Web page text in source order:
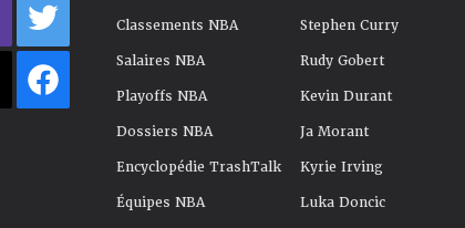
Classements NBA
Salaires NBA
Playoffs NBA
Dossiers NBA
Encyclopédie TrashTalk
Équipes NBA
Stephen Curry
Rudy Gobert
Kevin Durant
Ja Morant
Kyrie Irving
Luka Doncic